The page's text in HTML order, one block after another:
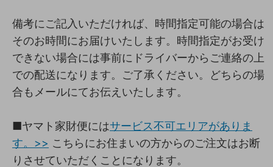
備考にご記入いただければ、時間指定可能の場合は
そのお時間にお届けいたします。時間指定がお受け
できない場合には事前にドライバーからご連絡の上
での配送になります。ご了承ください。どちらの場
合もメールにてお伝えいたします。
■ヤマト家財便にはサービス不可エリアがありま
す。>> こちらにお住まいの方からのご注文はお断
りさせていただくことになります。